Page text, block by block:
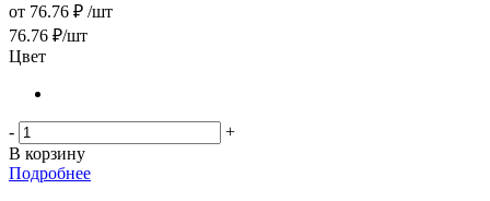
от 76.76 ₽ /шт
76.76 ₽/шт
Цвет
-
+
В корзину
Подробнее